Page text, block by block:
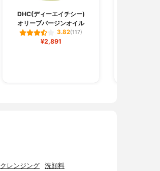
DHC(ディーエイチシー)
オリーブバージンオイル
3.82(117)
¥2,891
クレンジング 洗顔料